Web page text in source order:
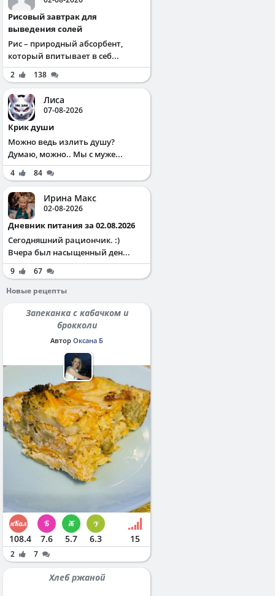
Рисовый завтрак для
выведения солей
Рис – природный абсорбент,
который впитывает в себ...
2 138
Лиса
07-08-2026
Крик души
Можно ведь излить душу?
Думаю, можно.. Мы с муже...
4 84
Ирина Макс
02-08-2026
Дневник питания за 02.08.2026
Сегодняшний рациончик. :)
Вчера был насыщенный ден...
9
67
Новые рецепты
Запеканка с кабачком и
брокколи
Автор Оксана Б
108.4 7.6 5.7 6.3 15
2 7
Хлеб ржаной